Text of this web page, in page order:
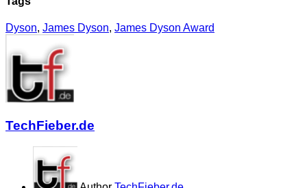
Dyson, James Dyson, James Dyson Award
TechFieber.de